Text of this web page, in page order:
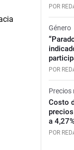
POR
Género
POR
Precios
Costo
a
POR